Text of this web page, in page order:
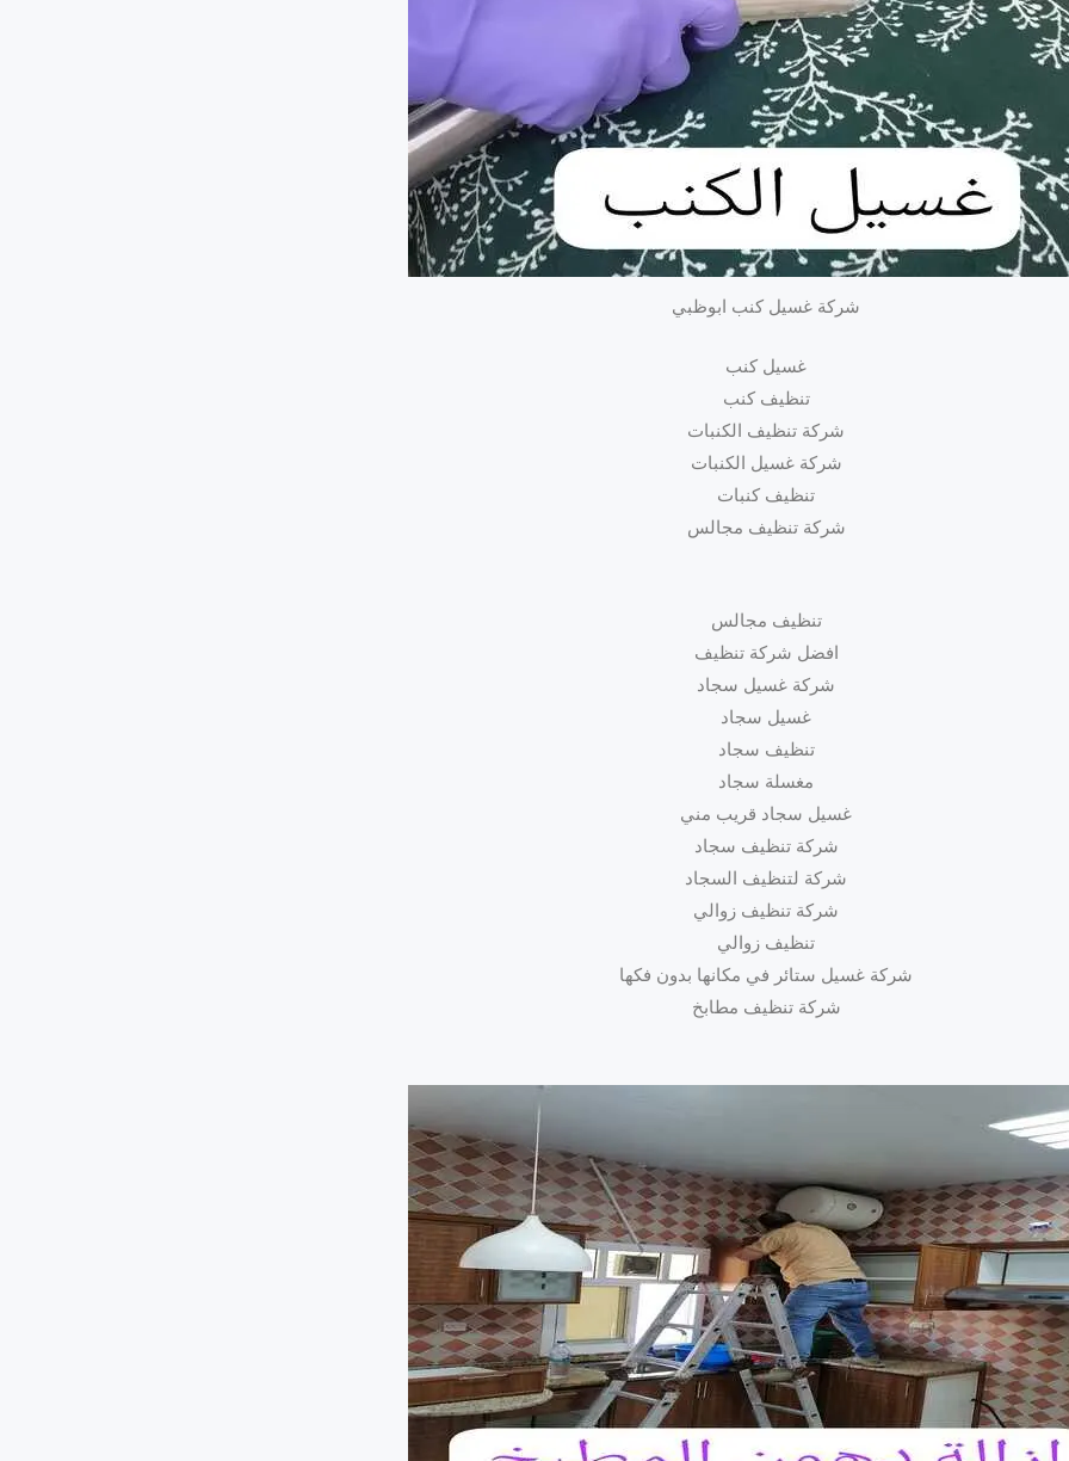
شركة غسيل كنب ابوظبي
غسيل كنب
تنظيف كنب
شركة تنظيف الكنبات
شركة غسيل الكنبات
تنظيف كنبات
شركة تنظيف مجالس
تنظيف مجالس
افضل شركة تنظيف
شركة غسيل سجاد
غسيل سجاد
تنظيف سجاد
مغسلة سجاد
غسيل سجاد قريب مني
شركة تنظيف سجاد
شركة لتنظيف السجاد
شركة تنظيف زوالي
تنظيف زوالي
شركة غسيل ستائر في مكانها بدون فكها
شركة تنظيف مطابخ